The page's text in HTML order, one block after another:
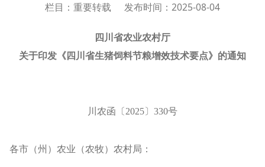
栏目：重要转载 发布时间：2025-08-04
四川省农业农村厅
关于印发《四川省生猪饲料节粮增效技术要点》的通知
川农函〔2025〕330号
各市（州）农业（农牧）农村局：